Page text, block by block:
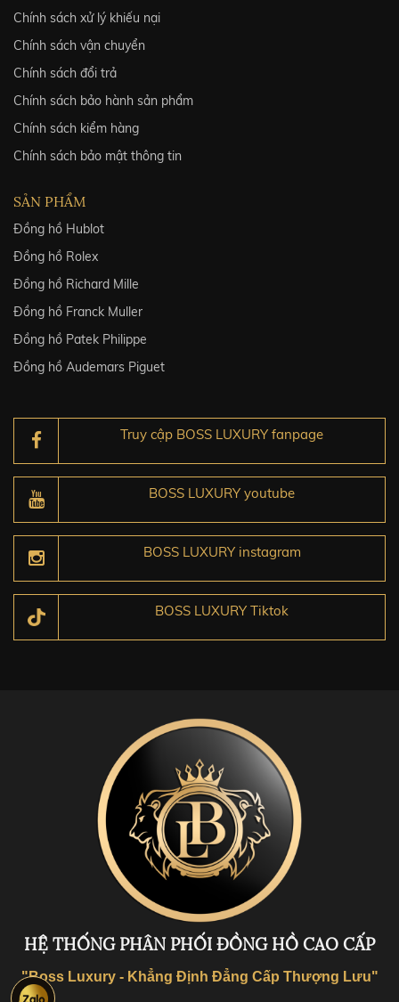
Chính sách xử lý khiếu nại
Chính sách vận chuyển
Chính sách đổi trả
Chính sách bảo hành sản phẩm
Chính sách kiểm hàng
Chính sách bảo mật thông tin
SẢN PHẨM
Đồng hồ Hublot
Đồng hồ Rolex
Đồng hồ Richard Mille
Đồng hồ Franck Muller
Đồng hồ Patek Philippe
Đồng hồ Audemars Piguet
Truy cập BOSS LUXURY fanpage
BOSS LUXURY youtube
BOSS LUXURY instagram
BOSS LUXURY Tiktok
HỆ THỐNG PHÂN PHỐI ĐỒNG HỒ CAO CẤP
"Boss Luxury - Khẳng Định Đẳng Cấp Thượng Lưu"